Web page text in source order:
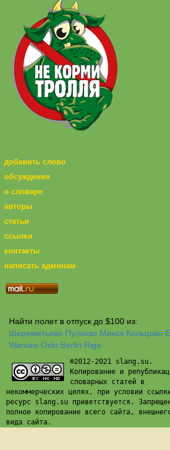
добавить слово
обсуждения
о словаре
авторы
статьи
ссылки
контакты
написать админам
Найти полет в отпуск до $100 из:
Шереметьево Пулково Минск Кольцово
Warsaw Oslo Berlin Riga
©2012-2021 slang.su.
Копирование и
словарных статей в
некоммерческих целях, при условии
ресурс slang.su приветствуется.
полное копирование всего сайта,
вида сайта.